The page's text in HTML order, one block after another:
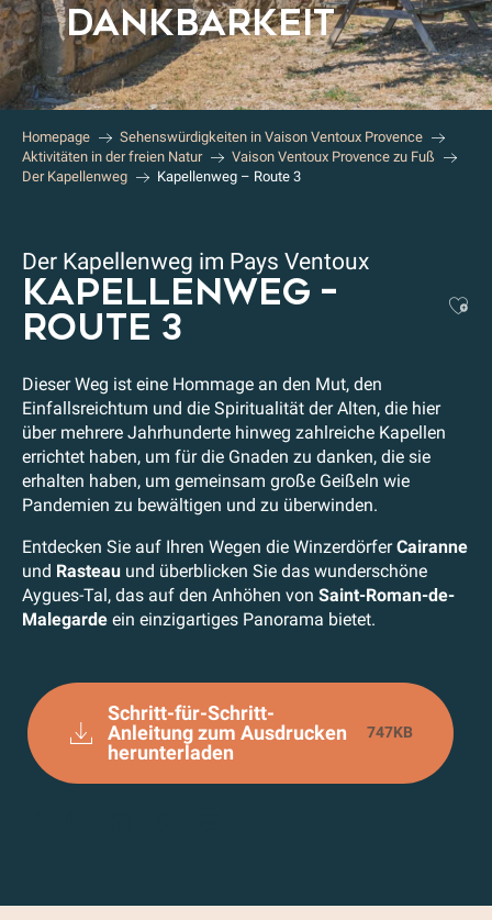
DANKBARKEIT
Homepage
Sehenswürdigkeiten in Vaison Ventoux Provence
Aktivitäten in der freien Natur
Vaison Ventoux Provence zu Fuß
Der Kapellenweg
Kapellenweg – Route 3
Der Kapellenweg im Pays Ventoux
KAPELLENWEG –
ROUTE 3
Dieser Weg ist eine Hommage an den Mut, den
Einfallsreichtum und die Spiritualität der Alten, die hier
über mehrere Jahrhunderte hinweg zahlreiche Kapellen
errichtet haben, um für die Gnaden zu danken, die sie
erhalten haben, um gemeinsam große Geißeln wie
Pandemien zu bewältigen und zu überwinden.
Entdecken Sie auf Ihren Wegen die WinzerdörferCairanne
und Rasteau und überblicken Sie das wunderschöne
Aygues-Tal, das auf den Anhöhen von Saint-Roman-de-
Malegarde ein einzigartiges Panorama bietet.
Schritt-für-Schritt-
Anleitung zum Ausdrucken
herunterladen
747KB